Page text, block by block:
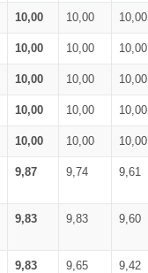
10,00 10,00 10,00
10,00 10,00 10,00
10,00 10,00 10,00
10,00 10,00 10,00
10,00 10,00 10,00
9,87 9,74 9,61
9,83 9,83 9,60
9,83 9,65 9,42